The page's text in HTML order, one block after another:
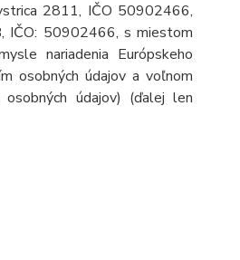
2811, IČO 50902466,
, IČO: 50902466, s miestom
nariadenia Európskeho
osobných údajov a voľnom
údajov) (ďalej len